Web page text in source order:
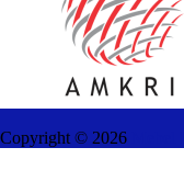
Copyright © 2026